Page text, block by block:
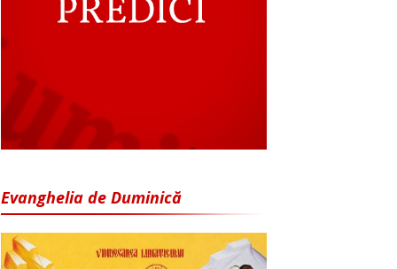
Evanghelia de Duminică